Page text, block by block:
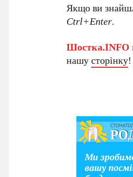
Якщо ви
Ctrl+Enter.
Шостка.INFO
нашусторінку!